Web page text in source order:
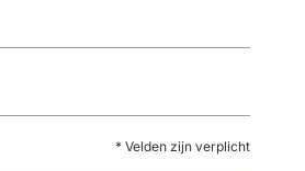
* Velden zijn verplicht
dieren, ten opzichte van
lieten groteren
op IS/LF dan permanente